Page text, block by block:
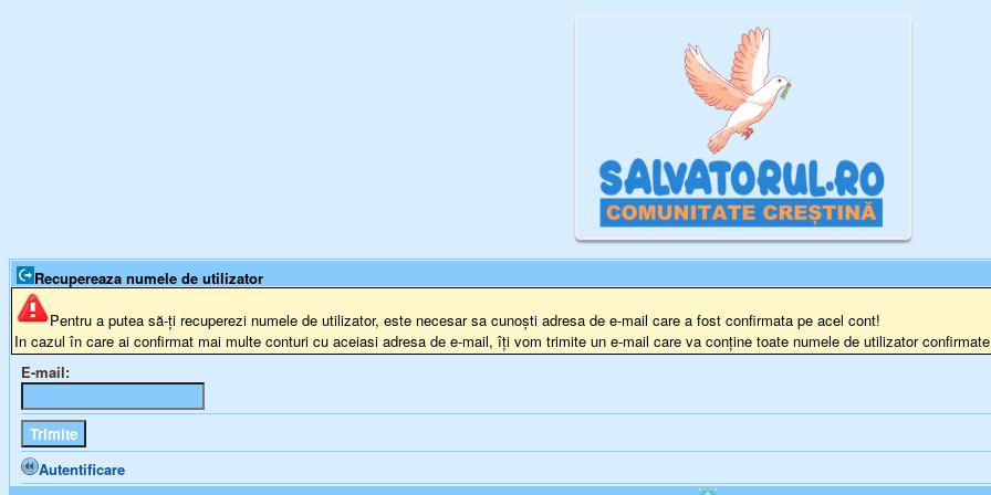
Recupereaza numele de utilizator
Pentru a putea să-ți recuperezi numele de utilizator, este necesar sa cunoști adresa de e-mail care a fost confirmata pe acel cont!
In cazul în care ai confirmat mai multe conturi cu aceiasi adresa de e-mail, îți vom trimite un e-mail care va conține toate numele de utilizator
E-mail:
Autentificare